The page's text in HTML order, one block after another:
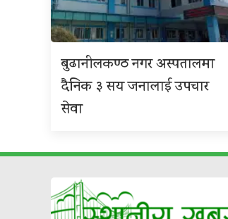
बुढानीलकण्ठ नगर अस्पतालमा
दैनिक ३ सय जनालाई उपचार
सेवा